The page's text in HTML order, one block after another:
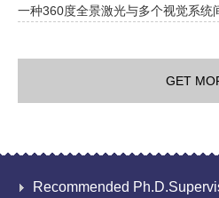
一种360度全景激光与多个视觉系统
GET
Recommended